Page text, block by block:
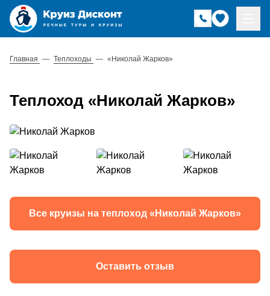
Главная — Теплоходы — «Николай Жарков»
Теплоход «Николай Жарков»
Все круизы на теплоход «Николай Жарков»
Оставить отзыв